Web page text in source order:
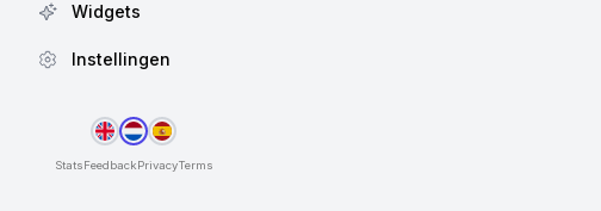
Widgets
Instellingen
StatsFeedbackPrivacyTerms